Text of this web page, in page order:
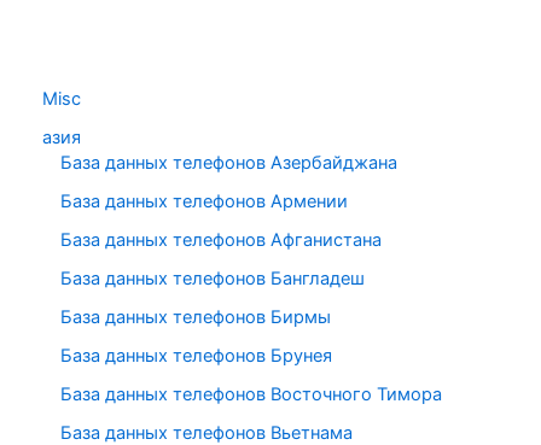
Misc
азия
База данных телефонов Азербайджана
База данных телефонов Армении
База данных телефонов Афганистана
База данных телефонов Бангладеш
База данных телефонов Бирмы
База данных телефонов Брунея
База данных телефонов Восточного Тимора
База данных телефонов Вьетнама